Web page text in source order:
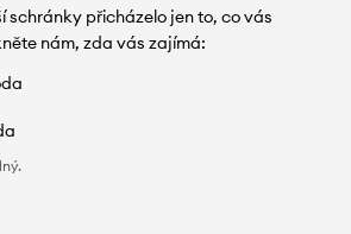
schránky přicházelo jen to, co vás
nám, zda vás zajímá: